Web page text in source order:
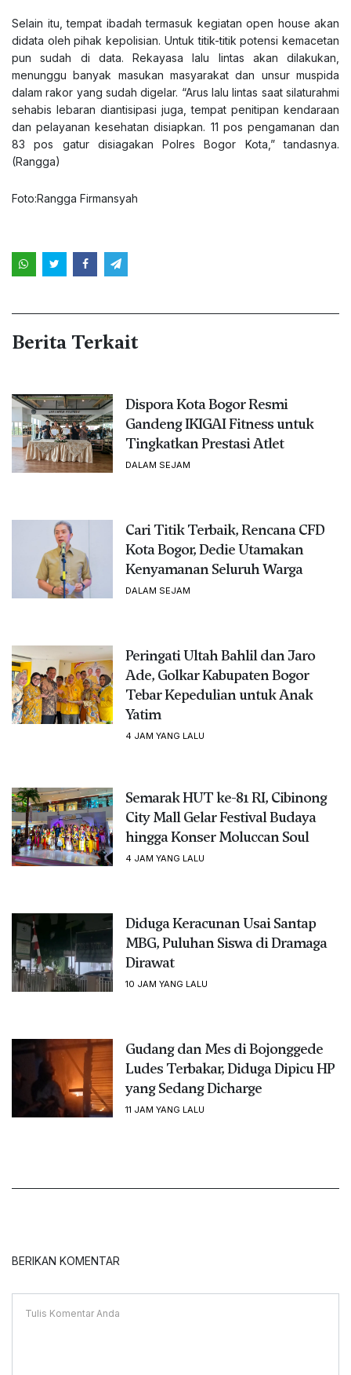
Selain itu, tempat ibadah termasuk kegiatan open house akan
didata oleh pihak kepolisian. Untuk titik-titik potensi kemacetan
pun sudah di data. Rekayasa lalu lintas akan dilakukan,
menunggu banyak masukan masyarakat dan unsur muspida
dalam rakor yang sudah digelar. “Arus lalu lintas saat silaturahmi
sehabis lebaran diantisipasi juga, tempat penitipan kendaraan
dan pelayanan kesehatan disiapkan. 11 pos pengamanan dan
83 pos gatur disiagakan Polres Bogor Kota,” tandasnya.
(Rangga)
Foto:Rangga Firmansyah
Berita Terkait
Dispora Kota Bogor Resmi
Gandeng IKIGAI Fitness untuk
Tingkatkan Prestasi Atlet
DALAM SEJAM
Cari Titik Terbaik, Rencana CFD
Kota Bogor, Dedie Utamakan
Kenyamanan Seluruh Warga
DALAM SEJAM
Peringati Ultah Bahlil dan Jaro
Ade, Golkar Kabupaten Bogor
Tebar Kepedulian untuk Anak
Yatim
4 JAM YANG LALU
Semarak HUT ke-81 RI, Cibinong
City Mall Gelar Festival Budaya
hingga Konser Moluccan Soul
4 JAM YANG LALU
Diduga Keracunan Usai Santap
MBG, Puluhan Siswa di Dramaga
Dirawat
10 JAM YANG LALU
Gudang dan Mes di Bojonggede
Ludes Terbakar, Diduga Dipicu HP
yang Sedang Dicharge
11 JAM YANG LALU
BERIKAN KOMENTAR